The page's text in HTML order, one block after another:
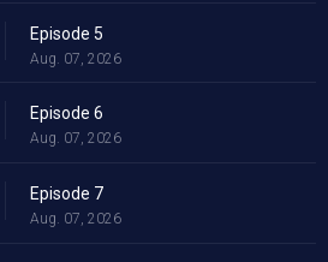
Episode 5
Aug. 07, 2026
Episode 6
Aug. 07, 2026
Episode 7
Aug. 07, 2026